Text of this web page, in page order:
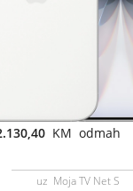
KM odmah
uz Moja TV Net S